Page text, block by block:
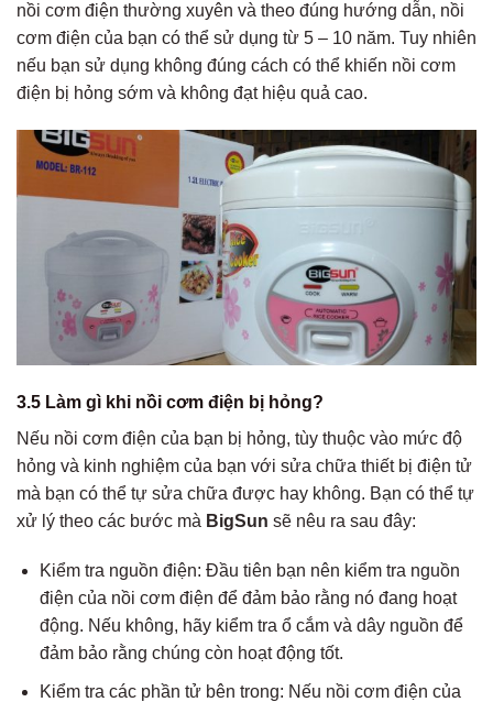
nồi cơm điện thường xuyên và theo đúng hướng dẫn, nồi
cơm điện của bạn có thể sử dụng từ 5 – 10 năm. Tuy nhiên
nếu bạn sử dụng không đúng cách có thể khiến nồi cơm
điện bị hỏng sớm và không đạt hiệu quả cao.
3.5 Làm gì khi nồi cơm điện bị hỏng?
Nếu nồi cơm điện của bạn bị hỏng, tùy thuộc vào mức độ
hỏng và kinh nghiệm của bạn với sửa chữa thiết bị điện tử
mà bạn có thể tự sửa chữa được hay không. Bạn có thể tự
xử lý theo các bước mà BigSun sẽ nêu ra sau đây:
Kiểm tra nguồn điện: Đầu tiên bạn nên kiểm tra nguồn
điện của nồi cơm điện để đảm bảo rằng nó đang hoạt
động. Nếu không, hãy kiểm tra ổ cắm và dây nguồn để
đảm bảo rằng chúng còn hoạt động tốt.
Kiểm tra các phần tử bên trong: Nếu nồi cơm điện của